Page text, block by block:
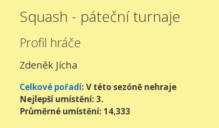
Squash - páteční turnaje
Profil hráče
Zdeněk Jícha
Celkové pořadí: V této sezóně nehraje
Nejlepší umístění: 3.
Průměrné umístění: 14,333